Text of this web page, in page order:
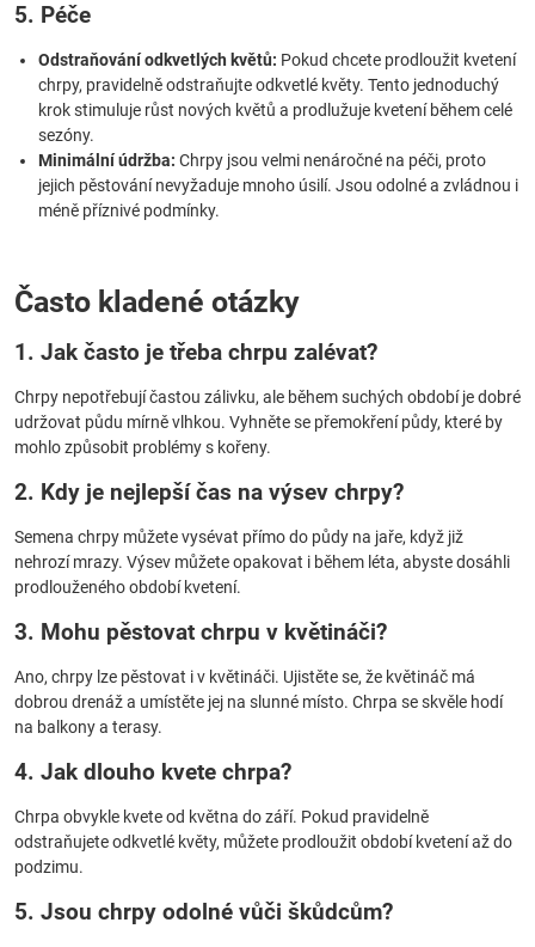
5. Péče
Odstraňování odkvetlých květů: Pokud chcete prodloužit kvetení
chrpy, pravidelně odstraňujte odkvetlé květy. Tento jednoduchý
krok stimuluje růst nových květů a prodlužuje kvetení během celé
sezóny.
Minimální údržba: Chrpy jsou velmi nenáročné na péči, proto
jejich pěstování nevyžaduje mnoho úsilí. Jsou odolné a zvládnou i
méně příznivé podmínky.
Často kladené otázky
1. Jak často je třeba chrpu zalévat?
Chrpy nepotřebují častou zálivku, ale během suchých období je dobré
udržovat půdu mírně vlhkou. Vyhněte se přemokření půdy, které by
mohlo způsobit problémy s kořeny.
2. Kdy je nejlepší čas na výsev chrpy?
Semena chrpy můžete vysévat přímo do půdy na jaře, když již
nehrozí mrazy. Výsev můžete opakovat i během léta, abyste dosáhli
prodlouženého období kvetení.
3. Mohu pěstovat chrpu v květináči?
Ano, chrpy lze pěstovat i v květináči. Ujistěte se, že květináč má
dobrou drenáž a umístěte jej na slunné místo. Chrpa se skvěle hodí
na balkony a terasy.
4. Jak dlouho kvete chrpa?
Chrpa obvykle kvete od května do září. Pokud pravidelně
odstraňujete odkvetlé květy, můžete prodloužit období kvetení až do
podzimu.
5. Jsou chrpy odolné vůči škůdcům?